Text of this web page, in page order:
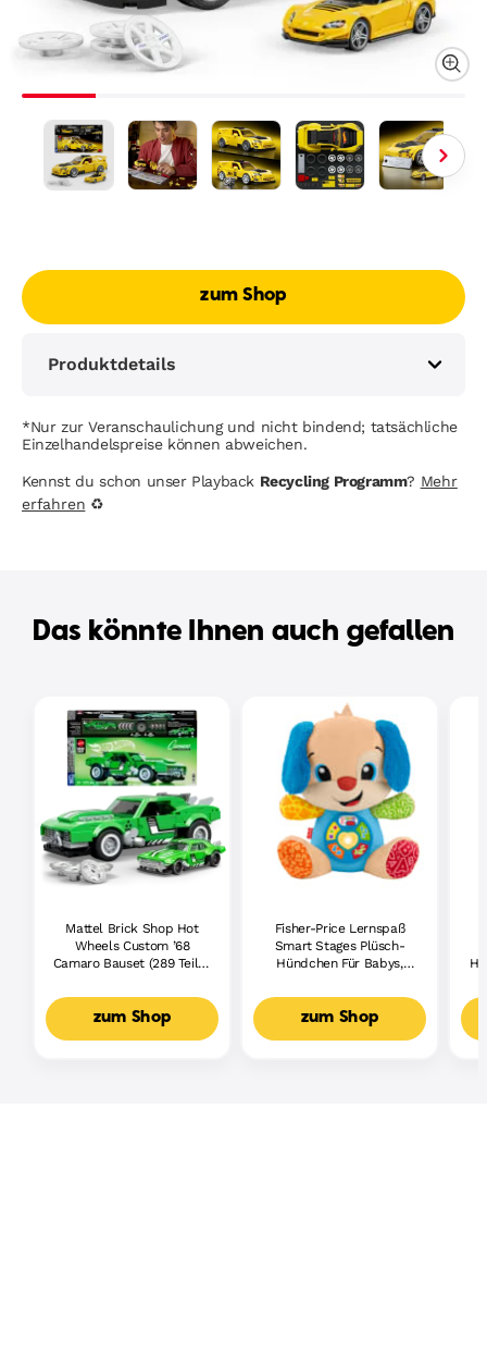
zum Shop
Produktdetails
*Nur zur Veranschaulichung und nicht bindend; tatsächliche
Einzelhandelspreise können abweichen.
Kennst du schon unser Playback Recycling Programm? Mehr
erfahren ♻
Das könnte Ihnen auch gefallen
Mattel Brick Shop Hot
Wheels Custom ’68
Camaro Bauset (289 Teile),
zum Shop
Fisher-Price Lernspaß
Smart Stages Plüsch-
Hündchen Für Babys,
Lernspielzeug,
Mehrsprachige Version
zum Shop